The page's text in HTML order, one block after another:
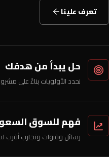
تعرف علينا
حل يبدأ من هدفك
نحدد الأولويات بناءً على
فهم للسوق
رسائل وقنوات وتجارب أقرب